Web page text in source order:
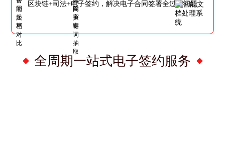
全周期一站式电子签约服务
区块链+司法+电子签约，解决电子合同签署全过程问题